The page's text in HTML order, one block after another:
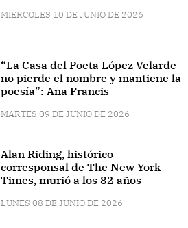
MIÉRCOLES 10 DE JUNIO DE 2026
“La Casa del Poeta López Velarde
no pierde el nombre y mantiene la
poesía”: Ana Francis
MARTES 09 DE JUNIO DE 2026
Alan Riding, histórico
corresponsal de The New York
Times, murió a los 82 años
LUNES 08 DE JUNIO DE 2026